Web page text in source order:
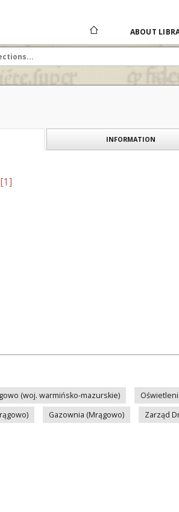
ABOUT
INFORMATION
(woj. warmińsko-mazurskie)
Gazownia (Mrągowo) Zarząd